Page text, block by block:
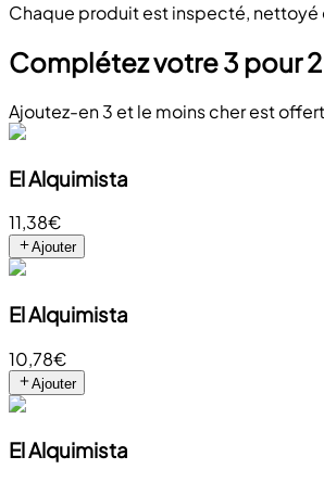
Chaque produit est inspecté, nettoyé
Complétez votre 3 pour
Ajoutez-en 3 et le moins cher est offert
El Alquimista
11,38€
Ajouter
El Alquimista
10,78€
Ajouter
El Alquimista